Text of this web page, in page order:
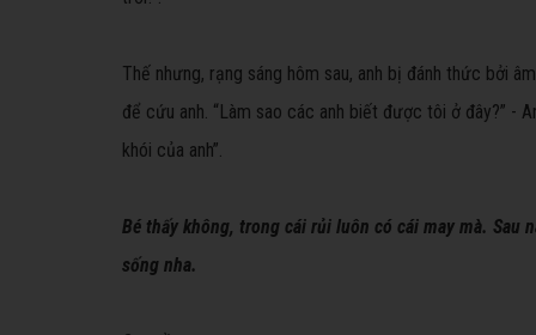
Thế nhưng, rạng sáng hôm sau, anh bị đánh thức bởi
để cứu anh. “Làm sao các anh biết được tôi ở đây?” -
khói của anh”.
Bé thấy không, trong cái rủi luôn có cái may mà. Sau
sống nha.